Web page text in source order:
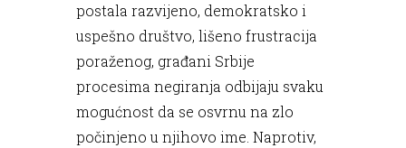
postala razvijeno, demokratsko i
uspešno društvo, lišeno frustracija
poraženog, građani Srbije
procesima negiranja odbijaju svaku
mogućnost da se osvrnu na zlo
počinjeno u njihovo ime. Naprotiv,